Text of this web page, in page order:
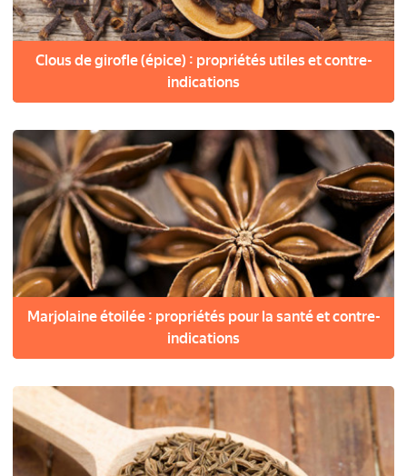
Clous de girofle (épice) : propriétés utiles et contre-
indications
Marjolaine étoilée : propriétés pour la santé et contre-
indications